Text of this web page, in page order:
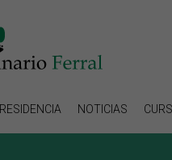
RESIDENCIA NOTICIAS